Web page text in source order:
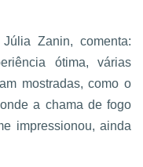
Zanin, comenta:
ótima, várias
mostradas, como o
a chama de fogo
impressionou, ainda